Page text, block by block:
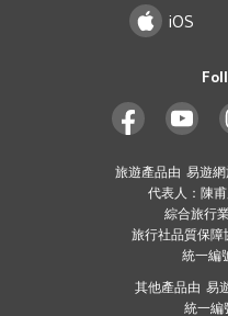
iOS
旅遊產品由 易遊
代表人：陳
綜合旅行
旅行社品質保
統一編
其他產品由 易
統一編